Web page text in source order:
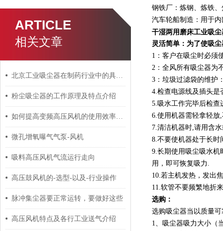
ARTICLE
相关文章
北京工业吸尘器在制药行业中的具体运用及指导
粉尘吸尘器的工作原理及特点介绍
如何提高变频高压风机的使用效率和工作年限
微孔增氧曝气气泵-风机
吸料高压风机气流运行走向
高压鼓风机的-选型-以及-行业操作
脉冲集尘器要正常运转，要做好这些
高压风机特点及各行工业送气介绍
钢铁厂：炼钢、炼铁
汽车轮船制造：用于
干湿两用磨床工业吸
灵活简单：为了使吸
1：客户在吸尘时必须
2：全风所有吸尘器为
3：垃圾过滤袋的维护
4.检查电源线及插头是
5.吸水工作完毕后检查
6.使用机器需轻拿轻放
7.清洁机器时,请用含
8.不要使机器处于长时
9.长期使用吸尘吸水
用，即可恢复吸力.
10.若主机发热，发出
11.软管不要频繁地折
选购：
选购吸尘器当以质量
1、吸尘器吸力大小（